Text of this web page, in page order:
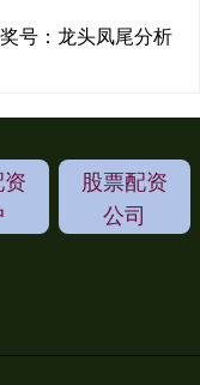
号：龙头凤尾分析
股票配资
公司